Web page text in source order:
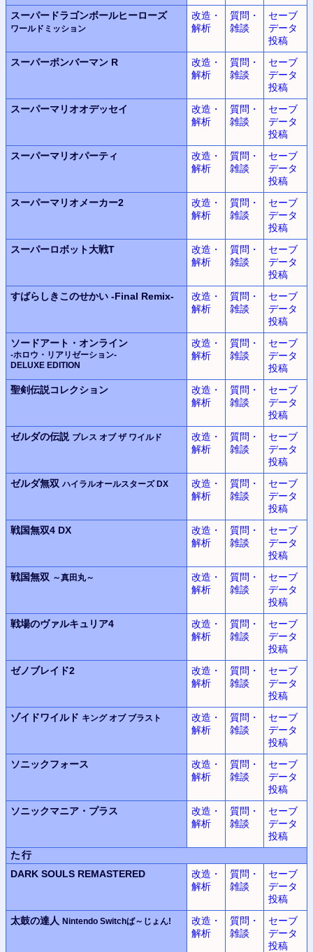
スーパードラゴンボールヒーローズ
ワールドミッション
改造・
解析
質問・
雑談
セーブ
データ
投稿
スーパーボンバーマン R
改造・
解析
質問・
雑談
セーブ
データ
投稿
スーパーマリオオデッセイ
改造・
解析
質問・
雑談
セーブ
データ
投稿
スーパーマリオパーティ
改造・
解析
質問・
雑談
セーブ
データ
投稿
スーパーマリオメーカー2
改造・
解析
質問・
雑談
セーブ
データ
投稿
スーパーロボット大戦T
改造・
解析
質問・
雑談
セーブ
データ
投稿
すばらしきこのせかい -Final Remix-
改造・
解析
質問・
雑談
セーブ
データ
投稿
ソードアート・オンライン
-ホロウ・リアリゼーション-
DELUXE EDITION
改造・
解析
質問・
雑談
セーブ
データ
投稿
聖剣伝説コレクション
改造・
解析
質問・
雑談
セーブ
データ
投稿
ゼルダの伝説 ブレス オブ ザ ワイルド
改造・
解析
質問・
雑談
セーブ
データ
投稿
ゼルダ無双 ハイラルオールスターズ DX
改造・
解析
質問・
雑談
セーブ
データ
投稿
戦国無双4 DX
改造・
解析
質問・
雑談
セーブ
データ
投稿
戦国無双 ～真田丸～
改造・
解析
質問・
雑談
セーブ
データ
投稿
戦場のヴァルキュリア4
改造・
解析
質問・
雑談
セーブ
データ
投稿
ゼノブレイド2
改造・
解析
質問・
雑談
セーブ
データ
投稿
ゾイドワイルド キング オブ ブラスト
改造・
解析
質問・
雑談
セーブ
データ
投稿
ソニックフォース
改造・
解析
質問・
雑談
セーブ
データ
投稿
ソニックマニア・プラス
改造・
解析
質問・
雑談
セーブ
データ
投稿
た行
DARK SOULS REMASTERED
改造・
解析
質問・
雑談
セーブ
データ
投稿
太鼓の達人 Nintendo Switchば～じょん!
改造・
解析
質問・
雑談
セーブ
データ
投稿